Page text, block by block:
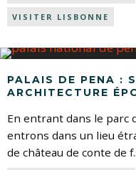
VISITER LISBONNE
PALAIS DE PENA :
ARCHITECTURE
En entrant dans le parc
entrons dans un lieu
de château de conte de f